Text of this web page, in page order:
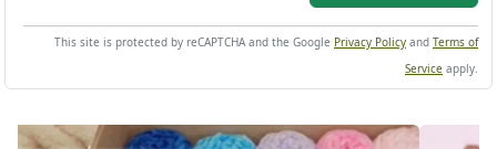
This site is protected by reCAPTCHA and the Google Privacy Policy and Terms of
Service apply.